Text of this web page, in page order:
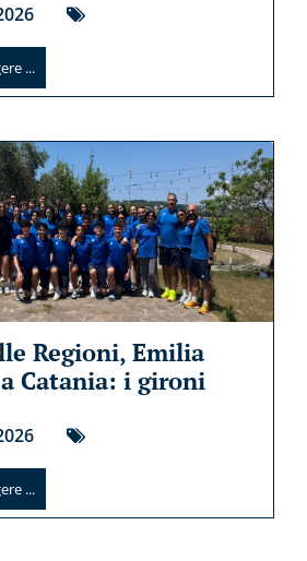
...
Regioni, Emilia
Catania: i gironi
...